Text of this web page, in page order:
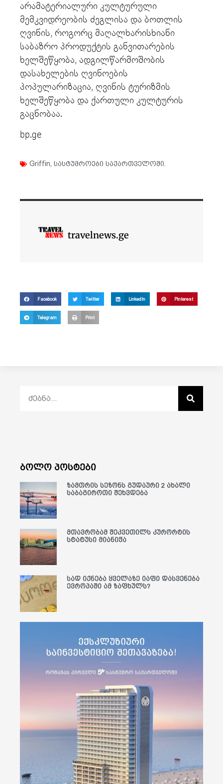
არამატერიალური კულტურული
მემკვიდრეობის ძეგლისა და ბოთლის
ღვინის, როგორც მაღალხარისხიანი
საბაზრო პროდუქტის განვითარების
ხელშეწყობა, ადგილწარმოშობის
დასახელების ღვინოების
პოპულარიზაცია, ღვინის ტურიზმის
ხელშეწყობა და ქართული კულტურის
გაცნობაა.
bp.ge
Griffin სასტუმროები საქართველოში.
travelnews.ge
Facebook Twitter LinkedIn Pinterest
Telegram Print
ბოლო პოსტები
ზამთრის სეზონს გუდაური 2 ახალი
საბაგიროთი შეხვდება
მთავრობამ შეკვეთილს კურორტის
სტატუსი მიანიჭა
სად იქნება ყველაზე იაფი დასვენება
ევროპაში ამ ზაფხულს?